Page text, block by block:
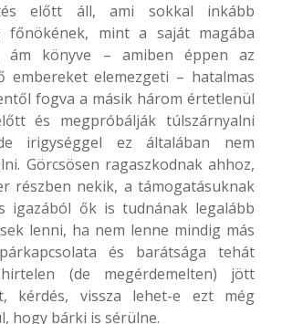
előtt áll, ami sokkal inkább
főnökének, mint a saját magába
ám könyve – amiben éppen az
embereket elemezgeti – hatalmas
fogva a másik három értetlenül
és megpróbálják túlszárnyalni
irigységgel ez általában nem
Görcsösen ragaszkodnak ahhoz,
részben nekik, a támogatásuknak
igazából ők is tudnának legalább
lenni, ha nem lenne mindig más
és barátsága tehát
(de megérdemelten) jött
kérdés, vissza lehet-e ezt még
hogy bárki is sérülne.